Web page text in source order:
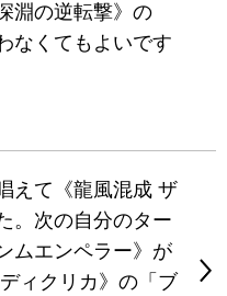
淵の逆転撃》の
なくてもよいです
えて《龍風混成 ザ
。次の自分のター
ムエンペラー》が
ィクリカ》の「ブ